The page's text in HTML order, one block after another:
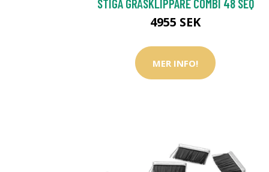
STIGA GRÄSKLIPPARE COMBI 48 SEQ
4955 SEK
MER INFO!